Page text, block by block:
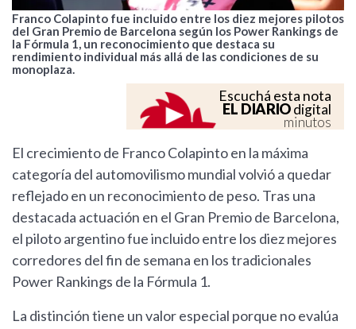
Franco Colapinto fue incluido entre los diez mejores pilotos
del Gran Premio de Barcelona según los Power Rankings de
la Fórmula 1, un reconocimiento que destaca su
rendimiento individual más allá de las condiciones de su
monoplaza.
Escuchá esta nota
EL DIARIOdigital
minutos
El crecimiento de Franco Colapinto en la máxima
categoría del automovilismo mundial volvió a quedar
reflejado en un reconocimiento de peso. Tras una
destacada actuación en el Gran Premio de Barcelona,
el piloto argentino fue incluido entre los diez mejores
corredores del fin de semana en los tradicionales
Power Rankings de la Fórmula 1.
La distinción tiene un valor especial porque no evalúa